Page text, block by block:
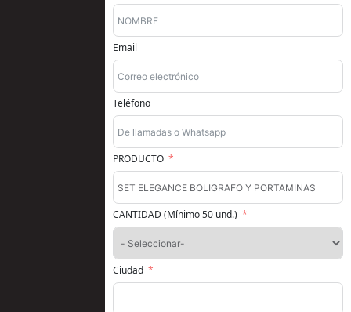
Email
Teléfono
PRODUCTO
CANTIDAD (Mínimo 50 und.)
Ciudad